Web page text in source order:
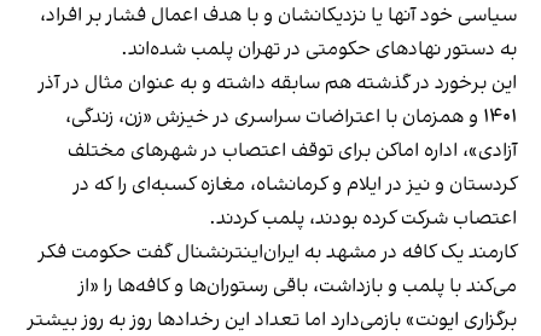
سیاسی خود آنها یا نزدیکانشان و با هدف اعمال فشار بر افراد،
به دستور نهادهای حکومتی در تهران پلمب شده‌اند.
این برخورد در گذشته هم سابقه داشته و به عنوان مثال در آذر
۱۴۰۱ و همزمان با اعتراضات سراسری در خیزش «زن، زندگی،
آزادی»، اداره اماکن برای توقف اعتصاب در شهرهای مختلف
کردستان و نیز در ایلام و کرمانشاه، مغازه کسبه‌ای را که در
اعتصاب شرکت کرده بودند، پلمب کردند.
کارمند یک کافه در مشهد به ایران‌اینترنشنال گفت حکومت فکر
می‌کند با پلمب و بازداشت، باقی رستوران‌ها و کافه‌ها را «از
برگزاری ایونت» بازمی‌دارد اما تعداد این رخدادها روز به روز بیشتر